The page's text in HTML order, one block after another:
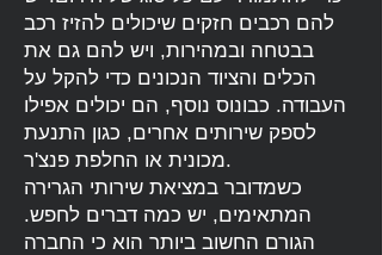
להם רכבים חזקים שיכולים להזיז רכב
בבטחה ובמהירות, ויש להם גם את
הכלים והציוד הנכונים כדי להקל על
העבודה. כבונוס נוסף, הם יכולים אפילו
לספק שירותים אחרים, כגון התנעת
מכונית או החלפת פנצ'ר.
כשמדובר במציאת שירותי הגרירה
המתאימים, יש כמה דברים לחפש.
הגורם החשוב ביותר הוא כי החברה